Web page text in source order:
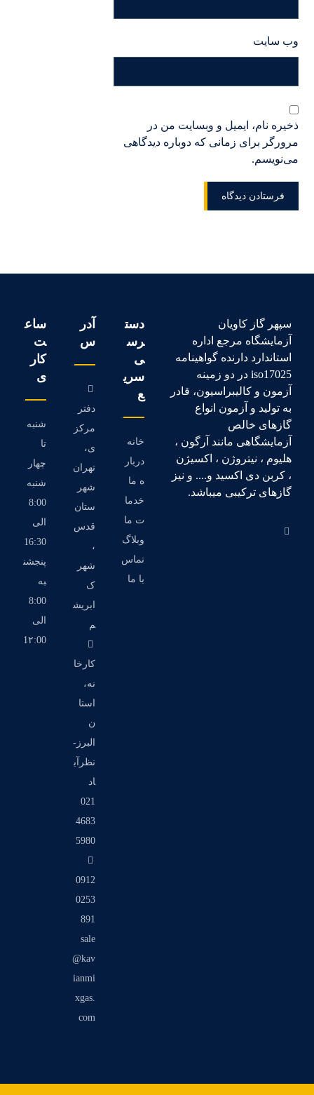
وب‌ سایت
ذخیره نام، ایمیل و وبسایت من در
مرورگر برای زمانی که دوباره دیدگاهی
می‌نویسم.
سپهر گاز کاویان
آزمایشگاه مرجع اداره
استاندارد دارنده گواهینامه
iso17025 در دو زمینه
آزمون و کالیبراسیون، قادر
به تولید و آزمون انواع
گازهای خالص
آزمایشگاهی مانند آرگون ،
هلیوم ، نیتروژن ، اکسیژن
، کربن دی اکسید و.... و نیز
گازهای ترکیبی میباشد.
دست
رس
ی
سری
ع
خانه
دربار
ه ما
خدما
ت ما
وبلاگ
تماس
با ما
آدر
س
دفتر
مرکز
ی،
تهران
شهر
ستان
قدس
،
شهر
ک
ابریش
م
کارخا
نه،
استا
ن
البرز-
نظرآب
اد
021
4683
5980
0912
0253
891
sale
@kav
ianmi
xgas.
com
ساع
ت
کار
ی
شنبه
تا
چهار
شنبه
8:00
الی
16:30
پنجشن
به
8:00
الی
1۲:00